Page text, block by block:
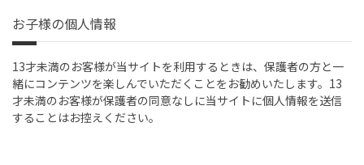
お子様の個人情報
13才未満のお客様が当サイトを利用するときは、保護者の方と一
緒にコンテンツを楽しんでいただくことをお勧めいたします。13
才未満のお客様が保護者の同意なしに当サイトに個人情報を送信
することはお控えください。